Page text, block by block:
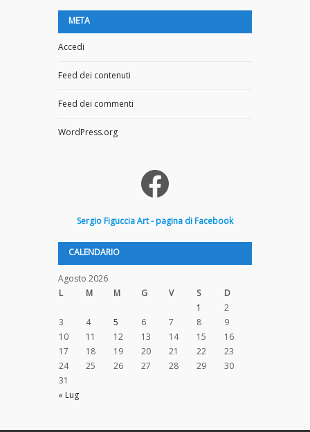
META
Accedi
Feed dei contenuti
Feed dei commenti
WordPress.org
Facebook
SergioFigucciaArt - pagina di Facebook
CALENDARIO
Agosto 2026
L
M M G V S
D
1
2
3
4 5 6 7 8
9
10
11 12 13 14 15
16
17
18 19 20 21 22
23
24
25 26 27 28 29
30
31
« Lug